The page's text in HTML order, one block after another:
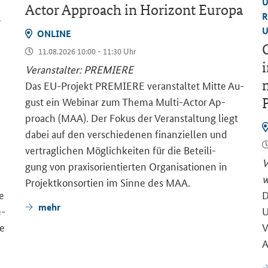
Actor Approachin Ho­ri­zont Eu­ro­pa
ON­LINE
11.08.2026 10:00 - 11:30 Uhr
Ver­an­stal­ter: PRE­MIE­RE
Das EU-​Projekt PRE­MIE­RE ver­an­stal­tet Mitte Au­
gust ein We­bi­nar zum Thema Multi-​Actor Ap­
proach (MAA). Der Fokus der Ver­an­stal­tung liegt
dabei auf den ver­schie­de­nen fi­nan­zi­el­len und
ver­trag­li­chen Mög­lich­kei­ten für die Be­tei­li­
gung von pra­xis­ori­en­tier­ten Or­ga­ni­sa­tio­nen in
Pro­jekt­kon­sor­ti­en im Sinne des MAA.
mehr